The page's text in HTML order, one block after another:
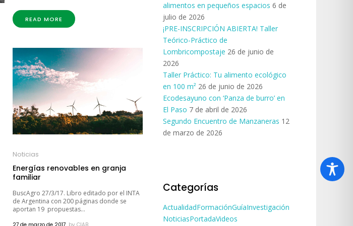
READ MORE
Noticias
Energías renovables en granja
familiar
BuscAgro 27/3/17. Libro editado por el INTA
de Argentina con 200 páginas donde se
aportan 19 propuestas...
alimentos en pequeños espacios 6 de
julio de 2026
¡PRE-INSCRIPCIÓN ABIERTA! Taller
Teórico-Práctico de
Lombricompostaje 26 de junio de
2026
Taller Práctico: Tu alimento ecológico
en 100 m² 26 de junio de 2026
Ecodesayuno con ‘Panza de burro’ en
El Paso 7 de abril de 2026
Segundo Encuentro de Manzaneras 12
de marzo de 2026
Categorías
ActualidadFormaciónGuíaInvestigación
NoticiasPortadaVideos